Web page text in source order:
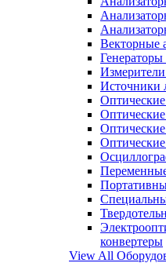
Векторные
Источники
Оптические
конвертеры
View All